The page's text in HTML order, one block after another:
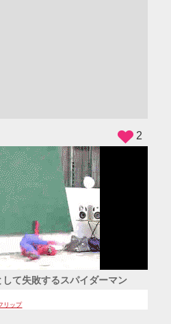
て失敗するスパイダーマン
リップ
2